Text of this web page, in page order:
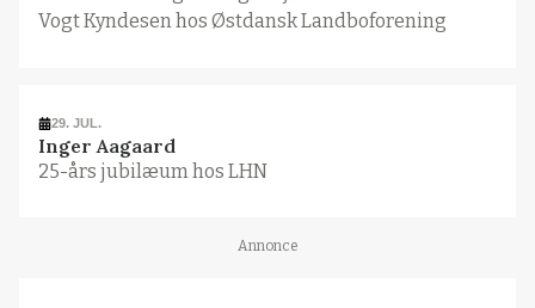
Vogt Kyndesen hos Østdansk Landboforening
29. JUL.
Inger Aagaard
25-års jubilæum hos LHN
Annonce